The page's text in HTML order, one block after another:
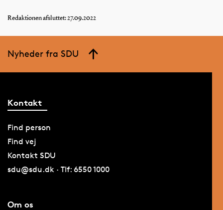
Redaktionen afsluttet: 27.09.2022
Nyheder fra SDU
Kontakt
Find person
Find vej
Kontakt SDU
sdu@sdu.dk · Tlf: 6550 1000
Om os